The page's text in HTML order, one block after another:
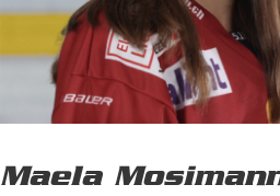
Maela